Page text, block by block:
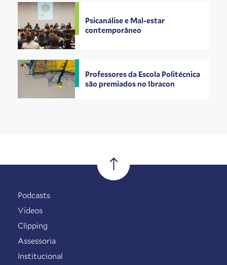
Psicanálise e Mal-estar
contemporâneo
Professores da Escola Politécnica
são premiados no Ibracon
Podcasts
Vídeos
Clipping
Assessoria
Institucional